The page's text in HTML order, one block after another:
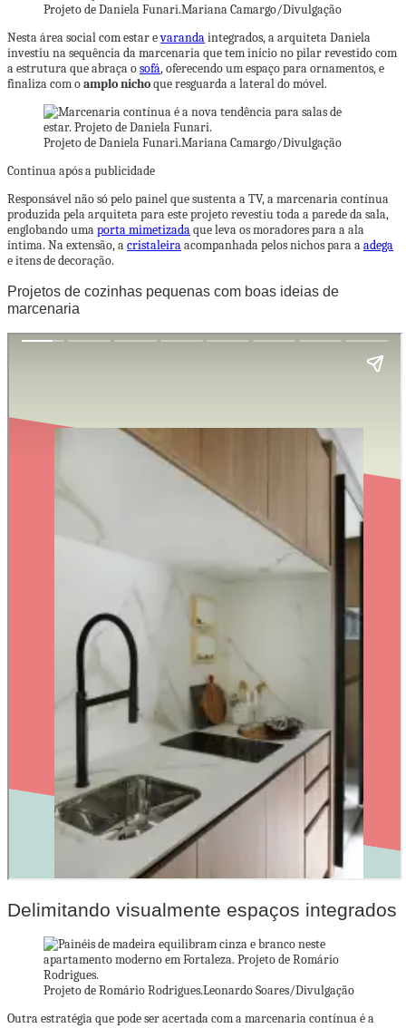
Projeto de Daniela Funari.Mariana Camargo/Divulgação
Nesta área social com estar evarandaintegrados, a arquiteta Daniela
investiu na sequência da marcenaria que tem início no pilar revestido com
a estrutura que abraça osofá, oferecendo um espaço para ornamentos, e
finaliza com oamplo nichoque resguarda a lateral do móvel.
Projeto de Daniela Funari.Mariana Camargo/Divulgação
Continua após a publicidade
Responsável não só pelo painel que sustenta a TV, a marcenaria contínua
produzida pela arquiteta para este projeto revestiu toda a parede da sala,
englobando umaporta mimetizadaque leva os moradores para a ala
íntima. Na extensão, acristaleiraacompanhada pelos nichos para aadega
e itens de decoração.
Projetos de cozinhas pequenas com boas ideias de
marcenaria
Delimitando visualmente espaços integrados
Projeto de Romário Rodrigues.Leonardo Soares/Divulgação
Outra estratégia que pode ser acertada com a marcenaria contínua é a